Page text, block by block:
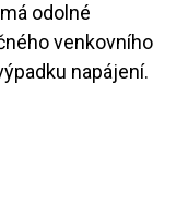
odolné
venkovního
napájení.